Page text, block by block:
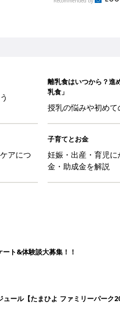
金・助成金を解説
ト&体験談大募集！！
ール【たまひよ ファミリーパーク
を育てる？土はどうする？
2 3 4 5 >